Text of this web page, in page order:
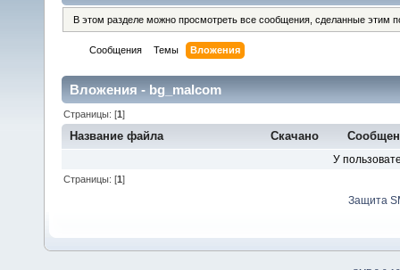
В этом разделе можно просмотреть все сообщения, сделанные этим
Сообщения Темы Вложения
Вложения - bg_malcom
Страницы: [1]
Название файла Скачано
У
Страницы: [1]
Защита